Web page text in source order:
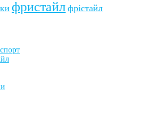
фристайл фрістайл